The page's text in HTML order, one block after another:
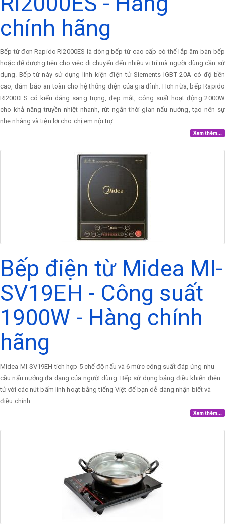
chính hãng
Bếp từ đơn Rapido RI2000ES là dòng bếp từ cao cấp có thể lắp âm bàn bếp
hoặc để dương tiện cho việc di chuyển đến nhiều vị trí mà người dùng cần sử
dụng. Bếp từ này sử dụng linh kiện điện tử Siements IGBT 20A có độ bền
cao, đảm bảo an toàn cho hệ thống điện của gia đình. Hơn nữa, bếp Rapido
RI2000ES có kiểu dáng sang trọng, đẹp mắt, công suất hoạt động 2000W
cho khả năng truyền nhiệt nhanh, rút ngắn thời gian nấu nướng, tạo nên sự
nhẹ nhàng và tiện lợi cho chị em nội trợ.
Xem thêm...
Bếp điện từ Midea MI-
SV19EH - Công suất
1900W - Hàng chính
hãng
Midea MI-SV19EH tích hợp 5 chế độ nấu và 6 mức công suất đáp ứng nhu
cầu nấu nướng đa dạng của người dùng. Bếp sử dụng bảng điều khiển điện
tử với các nút bấm linh hoạt bằng tiếng Việt để bạn dễ dàng nhận biết và
điều chỉnh.
Xem thêm...